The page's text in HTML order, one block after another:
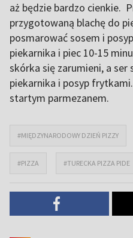
aż będzie bardzo cienkie.
przygotowaną blachę do
posmarować sosem i
piekarnika i piec 10-15
skórka się zarumieni, a ser
piekarnika i posyp
startym parmezanem.
#MIĘDZYNARODOWY DZIEŃ PIZZY
#PIZZA #TURECKA PIZZA PIDE